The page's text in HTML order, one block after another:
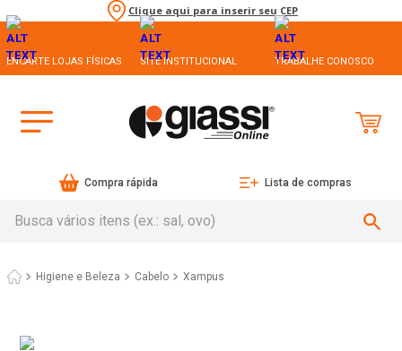
Clique aqui para inserir seu CEP
ENCARTE LOJAS FÍSICAS SITE INSTITUCIONAL TRABALHE CONOSCO
Compra rápida Lista de compras
Higiene e Beleza Cabelo Xampus